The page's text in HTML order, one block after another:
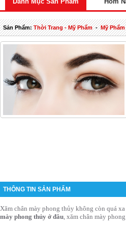
Sản Phẩm:Thời Trang - Mỹ Phẩm-Mỹ Phẩm
THÔNG TIN SẢN PHẨM
Xăm chân mày phong thủy không còn quá
mày phong thủy ở đâu , xăm chân mày